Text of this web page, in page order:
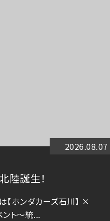
2026.08.07
陸誕生！
【ホンダカーズ石川】 ×
ント～統...